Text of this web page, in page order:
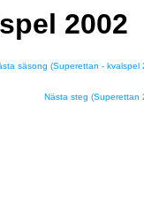
2002
säsong (Superettan - kvalspel
Nästa steg (Superettan